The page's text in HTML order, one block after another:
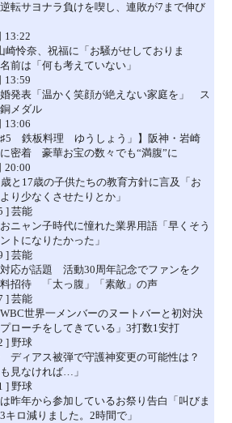
転サヨナラ負けを喫し、連敗が7まで伸び
13:22
崎怜奈、祝福に「お騒がせしておりま
前は「何も考えていない」
13:59
発表「温かく笑顔が絶えない家庭を」 ス
メダル
13:06
♯5 鉄板料理 ゆうしょう」】阪神・岩崎
密着 豪華お宝の数々でも“満腹”に
20:00
と17歳の子供たちの教育方針に言及「お
り少なくさせたりとか」
] 芸能
ニャン子時代に憧れた業界用語「早くそう
トになりたかった」
] 芸能
応が話題 活動30周年記念でファンをク
招待 「太っ腹」「素敵」の声
] 芸能
世界一メンバーのヌートバーと初対決
プローチをしてきている」3打数1安打
] 野球
ディアス被弾で守護神変更の可能性は？
見なければ…」
] 野球
昨年から参加しているお祭り告白「叫びま
キロ減りました。2時間で」